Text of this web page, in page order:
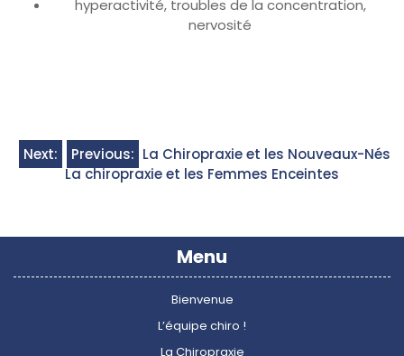
hyperactivité, troubles de la concentration,
nervosité
Navigation
l’article
Previous: La Chiropraxie et les Nouveaux-Nés
Next:
La chiropraxie et les Femmes Enceintes
Menu
Bienvenue
L’équipe chiro !
La Chiropraxie